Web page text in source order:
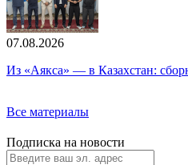
07.08.2026
Из «Аякса» — в Казахстан:
Все материалы
Подписка на новости